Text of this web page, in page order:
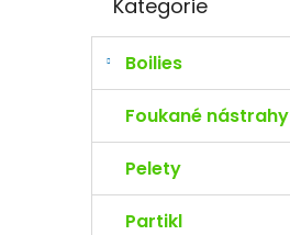
r
n
í
kategorie
Kategorie
Boilies
Foukané nástrahy
Pelety
Partikl